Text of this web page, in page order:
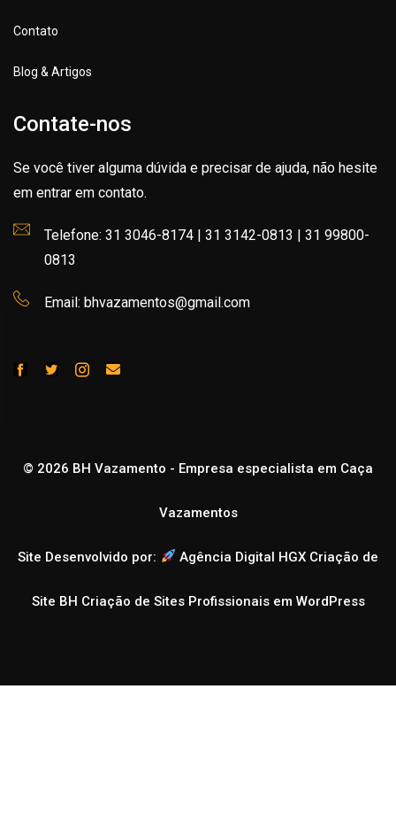
Contato
Blog & Artigos
Contate-nos
Se você tiver alguma dúvida e precisar de ajuda, não hesite
em entrar em contato.
Telefone: 31 3046-8174 | 31 3142-0813 | 31 99800-
0813
Email: bhvazamentos@gmail.com
© 2026 BH Vazamento - Empresa especialista em Caça
Vazamentos
Site Desenvolvido por: Agência Digital HGX Criação de
Site BH Criação de Sites Profissionais em WordPress